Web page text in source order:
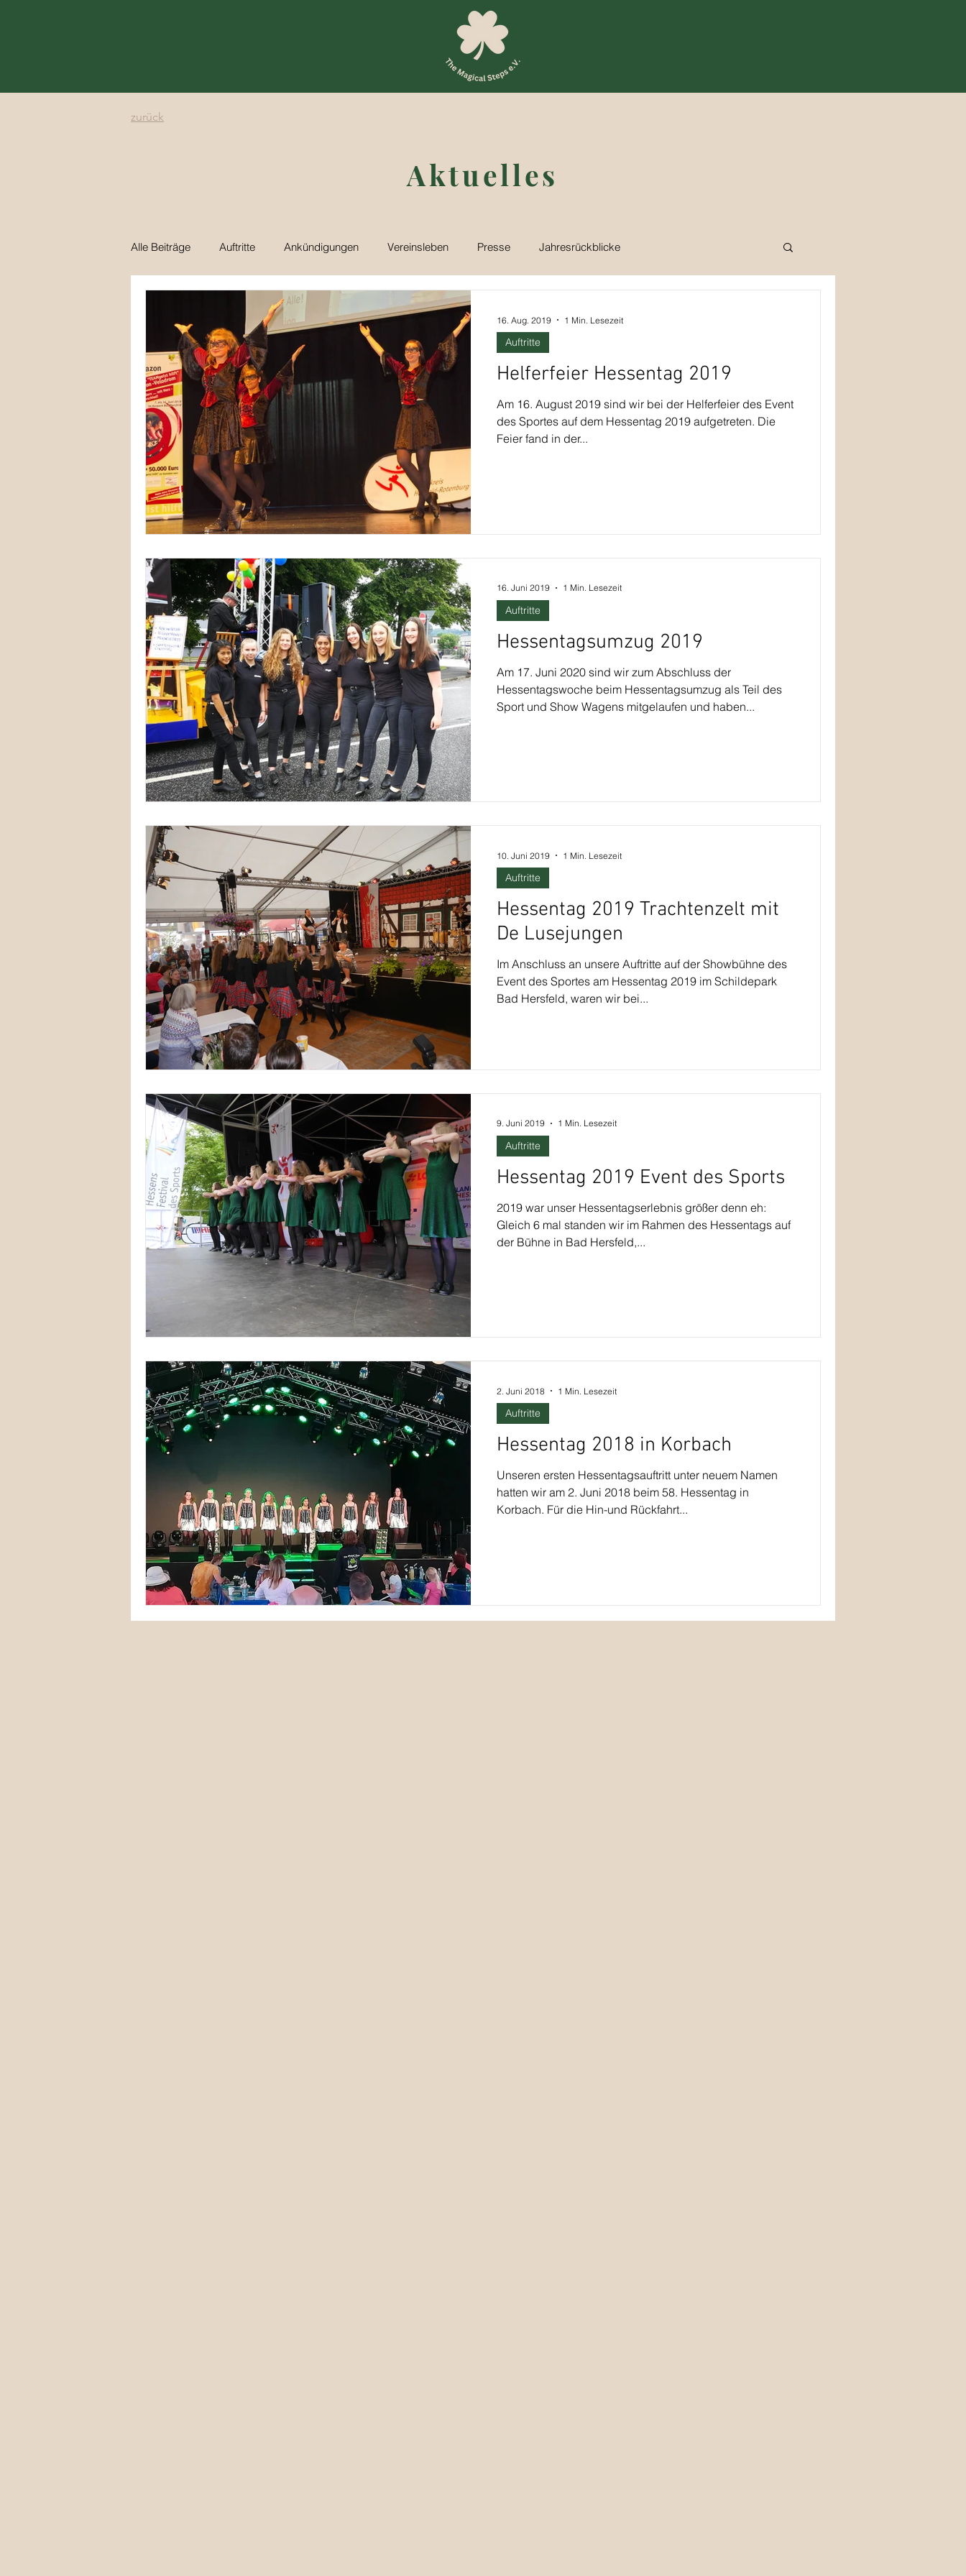
zurück
Aktuelles
Alle Beiträge Auftritte Ankündigungen Vereinsleben Presse Jahresrückblicke
Helferfeier Hessentag 2019
Am 16. August 2019 sind wir bei der Helferfeier des Event
des Sportes auf dem Hessentag 2019 aufgetreten. Die
Feier fand in der...
Auftritte
16. Aug. 2019 1 Min. Lesezeit
Hessentagsumzug 2019
Am 17. Juni 2020 sind wir zum Abschluss der
Hessentagswoche beim Hessentagsumzug als Teil des
Sport und Show Wagens mitgelaufen und haben...
Auftritte
16. Juni 2019 1 Min. Lesezeit
Hessentag 2019 Trachtenzelt mit
De Lusejungen
Im Anschluss an unsere Auftritte auf der Showbühne des
Event des Sportes am Hessentag 2019 im Schildepark
Bad Hersfeld, waren wir bei...
Auftritte
10. Juni 2019 1 Min. Lesezeit
Hessentag 2019 Event des Sports
2019 war unser Hessentagserlebnis größer denn eh:
Gleich 6 mal standen wir im Rahmen des Hessentags auf
der Bühne in Bad Hersfeld,...
Auftritte
9. Juni 2019 1 Min. Lesezeit
Hessentag 2018 in Korbach
Unseren ersten Hessentagsauftritt unter neuem Namen
hatten wir am 2. Juni 2018 beim 58. Hessentag in
Korbach. Für die Hin-und Rückfahrt...
Auftritte
2. Juni 2018 1 Min. Lesezeit